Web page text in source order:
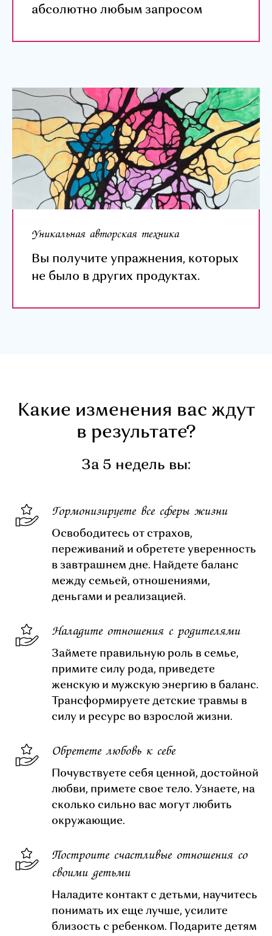
абсолютно любым запросом
Уникальная авторская техника
Вы получите упражнения, которых
не было в других продуктах.
Какие изменения вас ждут
в результате?
За 5 недель вы:
Гормонизируете все сферы жизни
Освободитесь от страхов,
переживаний и обретете уверенность
в завтрашнем дне. Найдете баланс
между семьей, отношениями,
деньгами и реализацией.
Наладите отношения с родителями
Займете правильную роль в семье,
примите силу рода, приведете
женскую и мужскую энергию в баланс.
Трансформируете детские травмы в
силу и ресурс во взрослой жизни.
Обретете любовь к себе
Почувствуете себя ценной, достойной
любви, примете свое тело. Узнаете, на
сколько сильно вас могут любить
окружающие.
Построите счастливые отношения со
своими детьми
Наладите контакт с детьми, научитесь
понимать их еще лучше, усилите
близость с ребенком. Подарите детям